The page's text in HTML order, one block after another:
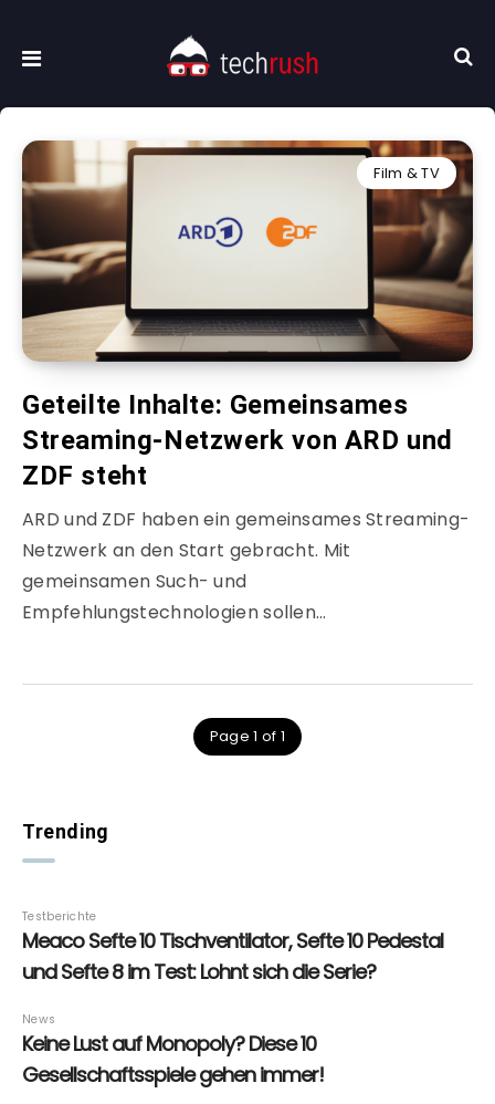
Film & TV
Geteilte Inhalte: Gemeinsames
Streaming-Netzwerk von ARD und
ZDF steht
ARD und ZDF haben ein gemeinsames Streaming-
Netzwerk an den Start gebracht. Mit
gemeinsamen Such- und
Empfehlungstechnologien sollen…
Page 1 of 1
Trending